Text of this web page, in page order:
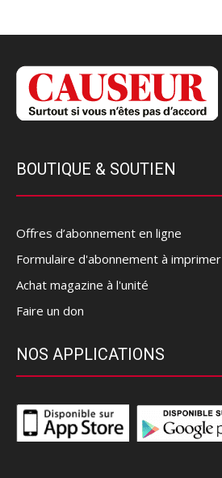
BOUTIQUE & SOUTIEN
Offres d’abonnement en ligne
Formulaire d'abonnement à imprimer
Achat magazine à l'unité
Faire un don
NOS APPLICATIONS